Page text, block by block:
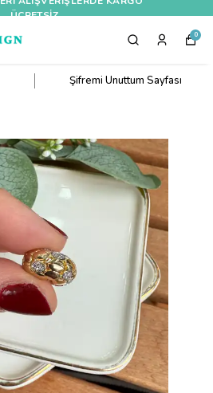
ÜCRETSİZ
0
Şifremi Unuttum Sayfası